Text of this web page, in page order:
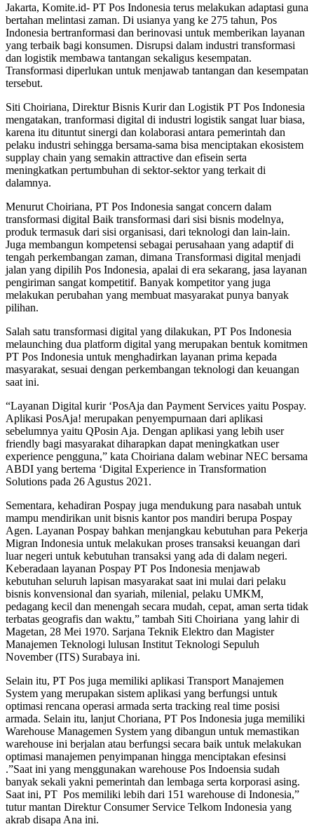
Jakarta, Komite.id- PT Pos Indonesia terus melakukan adaptasi guna
bertahan melintasi zaman. Di usianya yang ke 275 tahun, Pos
Indonesia bertranformasi dan berinovasi untuk memberikan layanan
yang terbaik bagi konsumen. Disrupsi dalam industri transformasi
dan logistik membawa tantangan sekaligus kesempatan.
Transformasi diperlukan untuk menjawab tantangan dan kesempatan
tersebut.
Siti Choiriana, Direktur Bisnis Kurir dan Logistik PT Pos Indonesia
mengatakan, tranformasi digital di industri logistik sangat luar biasa,
karena itu dituntut sinergi dan kolaborasi antara pemerintah dan
pelaku industri sehingga bersama-sama bisa menciptakan ekosistem
supplay chain yang semakin attractive dan efisein serta
meningkatkan pertumbuhan di sektor-sektor yang terkait di
dalamnya.
Menurut Choiriana, PT Pos Indonesia sangat concern dalam
transformasi digital Baik transformasi dari sisi bisnis modelnya,
produk termasuk dari sisi organisasi, dari teknologi dan lain-lain.
Juga membangun kompetensi sebagai perusahaan yang adaptif di
tengah perkembangan zaman, dimana Transformasi digital menjadi
jalan yang dipilih Pos Indonesia, apalai di era sekarang, jasa layanan
pengiriman sangat kompetitif. Banyak kompetitor yang juga
melakukan perubahan yang membuat masyarakat punya banyak
pilihan.
Salah satu transformasi digital yang dilakukan, PT Pos Indonesia
melaunching dua platform digital yang merupakan bentuk komitmen
PT Pos Indonesia untuk menghadirkan layanan prima kepada
masyarakat, sesuai dengan perkembangan teknologi dan keuangan
saat ini.
“Layanan Digital kurir ‘PosAja dan Payment Services yaitu Pospay.
Aplikasi PosAja! merupakan penyempurnaan dari aplikasi
sebelumnya yaitu QPosin Aja. Dengan aplikasi yang lebih user
friendly bagi masyarakat diharapkan dapat meningkatkan user
experience pengguna,” kata Choiriana dalam webinar NEC bersama
ABDI yang bertema ‘Digital Experience in Transformation
Solutions pada 26 Agustus 2021.
Sementara, kehadiran Pospay juga mendukung para nasabah untuk
mampu mendirikan unit bisnis kantor pos mandiri berupa Pospay
Agen. Layanan Pospay bahkan menjangkau kebutuhan para Pekerja
Migran Indonesia untuk melakukan proses transaksi keuangan dari
luar negeri untuk kebutuhan transaksi yang ada di dalam negeri.
Keberadaan layanan Pospay PT Pos Indonesia menjawab
kebutuhan seluruh lapisan masyarakat saat ini mulai dari pelaku
bisnis konvensional dan syariah, milenial, pelaku UMKM,
pedagang kecil dan menengah secara mudah, cepat, aman serta tidak
terbatas geografis dan waktu,” tambah Siti Choiriana yang lahir di
Magetan, 28 Mei 1970. Sarjana Teknik Elektro dan Magister
Manajemen Teknologi lulusan Institut Teknologi Sepuluh
November (ITS) Surabaya ini.
Selain itu, PT Pos juga memiliki aplikasi Transport Manajemen
System yang merupakan sistem aplikasi yang berfungsi untuk
optimasi rencana operasi armada serta tracking real time posisi
armada. Selain itu, lanjut Choriana, PT Pos Indonesia juga memiliki
Warehouse Managemen System yang dibangun untuk memastikan
warehouse ini berjalan atau berfungsi secara baik untuk melakukan
optimasi manajemen penyimpanan hingga menciptakan efesinsi
.”Saat ini yang menggunakan warehouse Pos Indoensia sudah
banyak sekali yakni pemerintah dan lembaga serta korporasi asing.
Saat ini, PT Pos memiliki lebih dari 151 warehouse di Indonesia,”
tutur mantan Direktur Consumer Service Telkom Indonesia yang
akrab disapa Ana ini.